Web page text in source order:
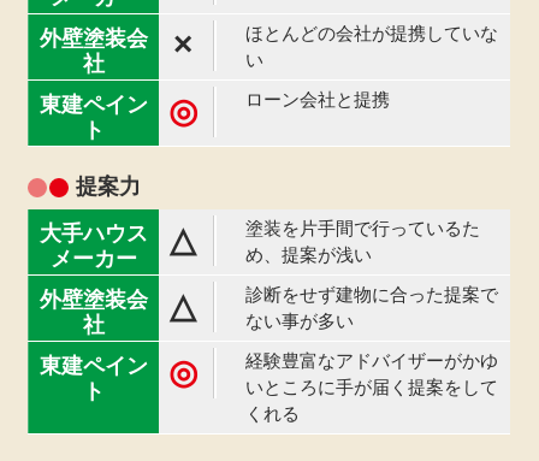
×
ほとんどの会社が提携していな
い
◎ ローン会社と提携
提案力
△
塗装を片手間で行っているた
め、提案が浅い
△
診断をせず建物に合った提案で
ない事が多い
◎
経験豊富なアドバイザーがかゆ
いところに手が届く提案をして
くれる